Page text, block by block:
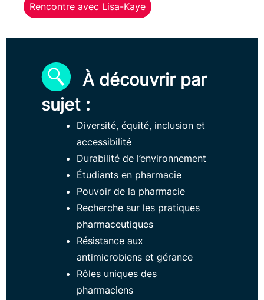
Rencontre avec Lisa-Kaye
À découvrir par
sujet :
Diversité, équité, inclusion et
accessibilité
Durabilité de l’environnement
Étudiants en pharmacie
Pouvoir de la pharmacie
Recherche sur les pratiques
pharmaceutiques
Résistance aux
antimicrobiens et gérance
Rôles uniques des
pharmaciens